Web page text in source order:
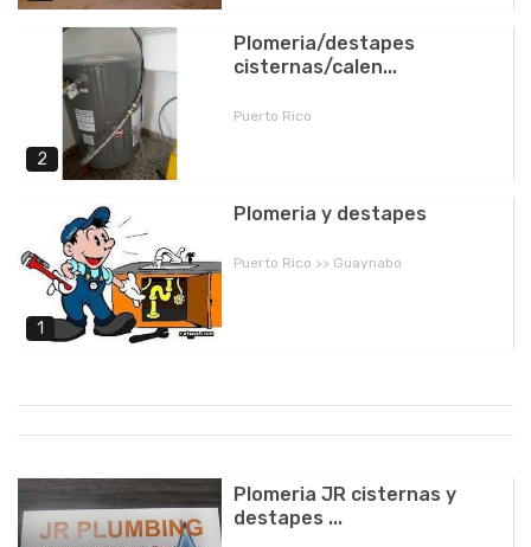
2
Plomeria/destapes
cisternas/calen...
Puerto Rico
1
Plomeria y destapes
Puerto Rico >> Guaynabo
Plomeria JR cisternas y
destapes ...